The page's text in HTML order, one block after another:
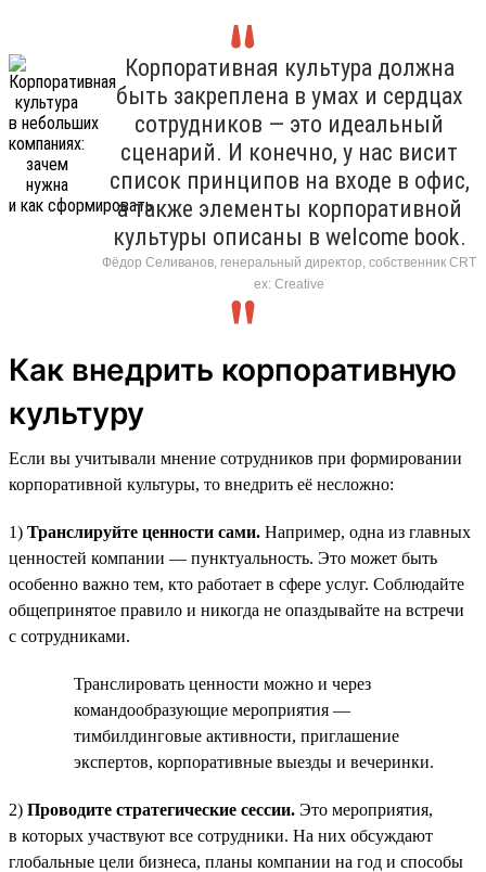
Корпоративная культура должна
быть закреплена в умах и сердцах
сотрудников — это идеальный
сценарий. И конечно, у нас висит
список принципов на входе в офис,
а также элементы корпоративной
культуры описаны в welcome book.
Фёдор Селиванов, генеральный директор, собственник CRT
ex: Creative
Как внедрить корпоративную
культуру
Если вы учитывали мнение сотрудников при формировании
корпоративной культуры, то внедрить её несложно:
1) Транслируйте ценности сами. Например, одна из главных
ценностей компании — пунктуальность. Это может быть
особенно важно тем, кто работает в сфере услуг. Соблюдайте
общепринятое правило и никогда не опаздывайте на встречи
с сотрудниками.
Транслировать ценности можно и через
командообразующие мероприятия —
тимбилдинговые активности, приглашение
экспертов, корпоративные выезды и вечеринки.
2) Проводите стратегические сессии. Это мероприятия,
в которых участвуют все сотрудники. На них обсуждают
глобальные цели бизнеса, планы компании на год и способы